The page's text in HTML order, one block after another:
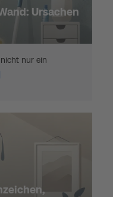
Ursachen
nur ein